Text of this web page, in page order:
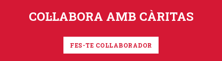
COL·LABORA AMB CÀRITAS
FES-TE COL·LABORADOR